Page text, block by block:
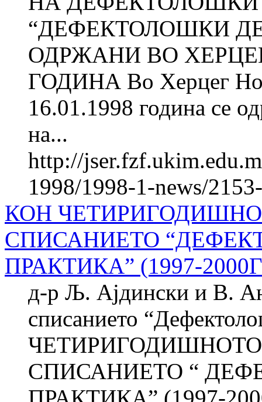
“ДЕФЕКТОЛОШКИ
ОДРЖАНИ ВО
ГОДИНА Во Херцег
16.01.1998 година се
на...
http://
1998/1998-1-news/
КОН
СПИСАНИЕТО
ПРАКТИКА” (1997-2000Г
д-р Љ. Ајдински и В.
списанието
СПИСАНИЕТО “